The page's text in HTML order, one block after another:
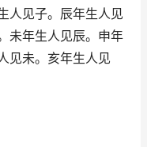
人见子。辰年生人见
未年生人见辰。申年
见未。亥年生人见